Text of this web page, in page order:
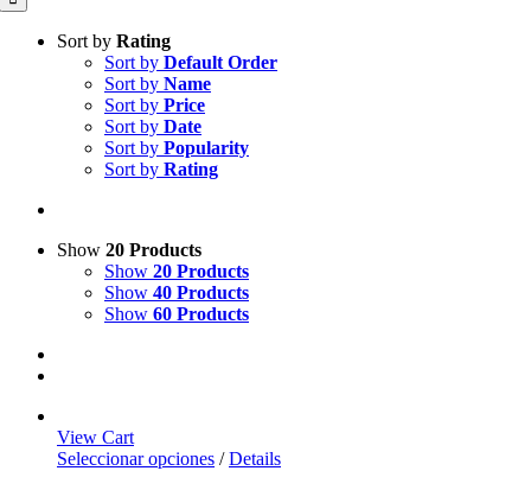
Sort by Rating
Sort by Default Order
Sort by Name
Sort by Price
Sort by Date
Sort by Popularity
Sort by Rating
Show 20 Products
Show 20 Products
Show 40 Products
Show 60 Products
View Cart
Seleccionar opciones / Details